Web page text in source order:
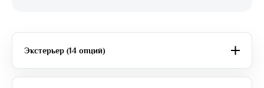
Экстерьер (14 опций)